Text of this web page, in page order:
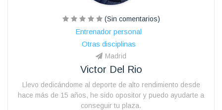
(Sin comentarios)
Entrenador personal
Otras disciplinas
Madrid
Victor Del Rio
Llevo dedicándome al deporte de alto rendimiento desde
hace más de 15 años, he sido opositor y puedo ayudarte a
conseguir tu plaza.